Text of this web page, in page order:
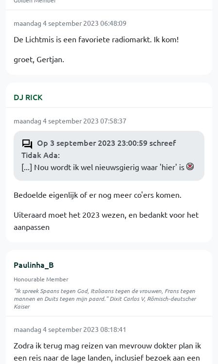
maandag 4 september 2023 06:48:09
De Lichtmis is een favoriete radiomarkt. Ik kom!
groet, Gertjan.
DJ RICK
maandag 4 september 2023 07:58:37
Op 3 september 2023 23:00:59 schreef
Tidak Ada:
[...] Nou wordt ik wel nieuwsgierig waar 'hier' is
Bedoelde eigenlijk of er nog meer co'ers komen.
Uiteraard moet het 2023 wezen, en bedankt voor het
aanpassen
Paulinha_B
Honourable Member
"Ik spreek Spaans tegen God, Italiaans tegen de vrouwen, Frans tegen
mannen en Duits tegen mijn paard." Dixit Carlos V, Römisch-deutscher
Kaiser
maandag 4 september 2023 08:18:41
Zodra ik terug mag reizen van mevrouw dokter plan ik
een reis naar de lage landen, inclusief bezoek aan een